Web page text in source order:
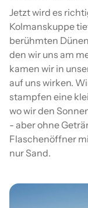
Jetzt wird es
Kolmanskuppe
berühmten
den wir uns am
kamen wir in
auf uns wirken.
stampfen eine
wo wir den
- aber ohne
Flaschenöffner
nur Sand.